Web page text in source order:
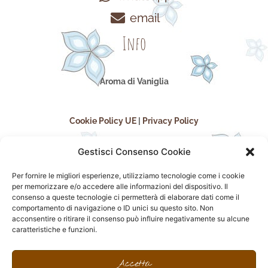
Gestisci Consenso Cookie
Per fornire le migliori esperienze, utilizziamo tecnologie come i cookie
per memorizzare e/o accedere alle informazioni del dispositivo. Il
consenso a queste tecnologie ci permetterà di elaborare dati come il
comportamento di navigazione o ID unici su questo sito. Non
acconsentire o ritirare il consenso può influire negativamente su alcune
caratteristiche e funzioni.
Accetta
email
Info
Aroma di Vaniglia
Cookie Policy UE Privacy Policy
seguici sui social
F
I
n
P
i
F